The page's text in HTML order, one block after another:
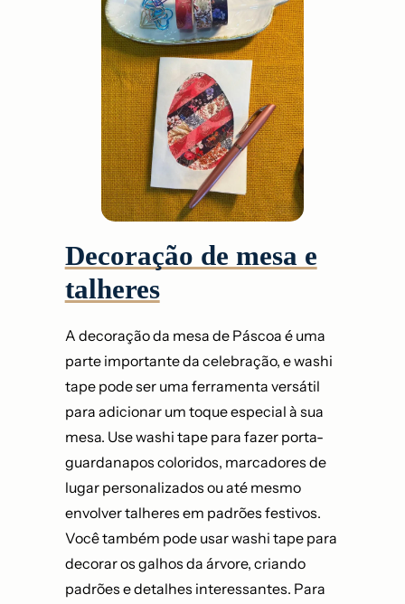
Decoração de mesa e
talheres
A decoração da mesa de Páscoa é uma
parte importante da celebração, e washi
tape pode ser uma ferramenta versátil
para adicionar um toque especial à sua
mesa. Use washi tape para fazer porta-
guardanapos coloridos, marcadores de
lugar personalizados ou até mesmo
envolver talheres em padrões festivos.
Você também pode usar washi tape para
decorar os galhos da árvore, criando
padrões e detalhes interessantes. Para